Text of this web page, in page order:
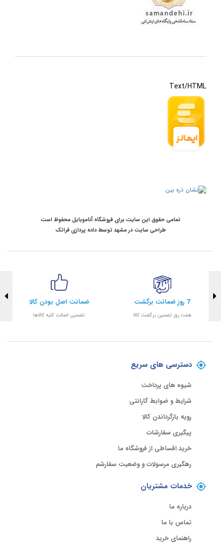
Text/HTML
تمامی حقوق این سایت برای فروشگاه آناموبایل محفوظ است
طراحی سایت در مشهد توسطداده پردازی فراتک
7 روز ضمانت برگشت
هفت روز تضمین برگشت کالا
ضمانت اصل بودن کالا
تضمین اصالت کلیه کالاها
دسترسی های سریع
شیوه های پرداخت
شرایط و ضوابط گارانتی
رویه بازگرداندن کالا
پیگیری سفارشات
خرید اقساطی از فروشگاه ما
رهگیری مرسولات و وضعیت سفارشم
خدمات مشتریان
درباره ما
تماس با ما
راهنمای خرید